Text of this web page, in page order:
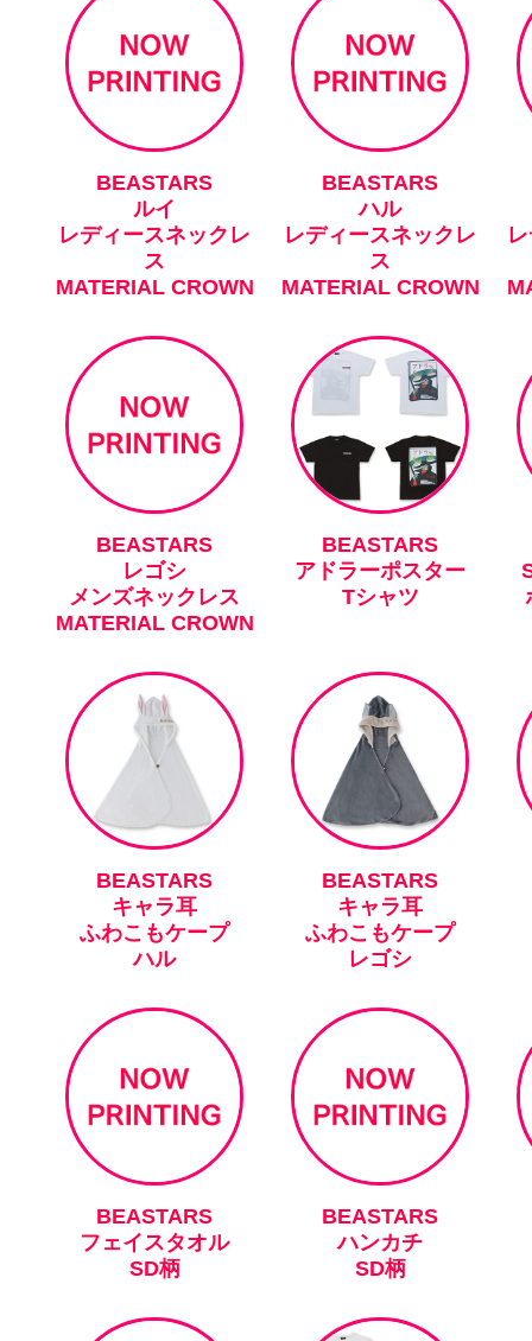
BEASTARS
ルイ
レディースネックレ
ス
MATERIAL CROWN
BEASTARS
ハル
レディースネックレ
ス
MATERIAL CROWN
BEASTARS
レゴシ
メンズネックレス
MATERIAL CROWN
BEASTARS
アドラーポスター
Tシャツ
BEASTARS
キャラ耳
ふわこもケープ
ハル
BEASTARS
キャラ耳
ふわこもケープ
レゴシ
BEASTARS
フェイスタオル
SD柄
BEASTARS
ハンカチ
SD柄